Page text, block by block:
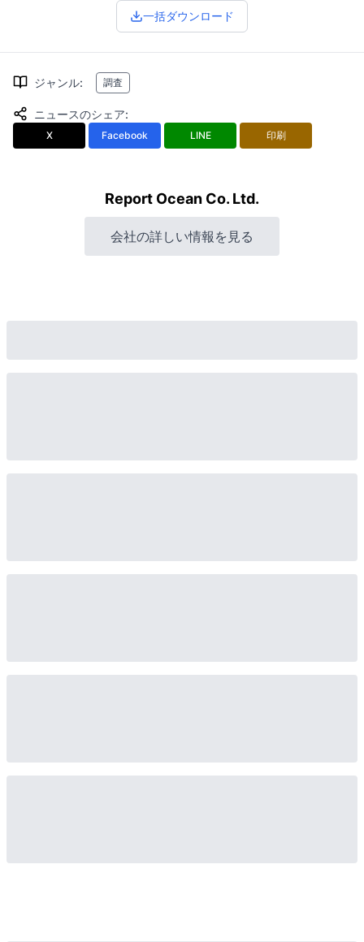
一括ダウンロード
ジャンル: 調査
ニュースのシェア:
X Facebook LINE 印刷
Report Ocean Co. Ltd.
会社の詳しい情報を見る